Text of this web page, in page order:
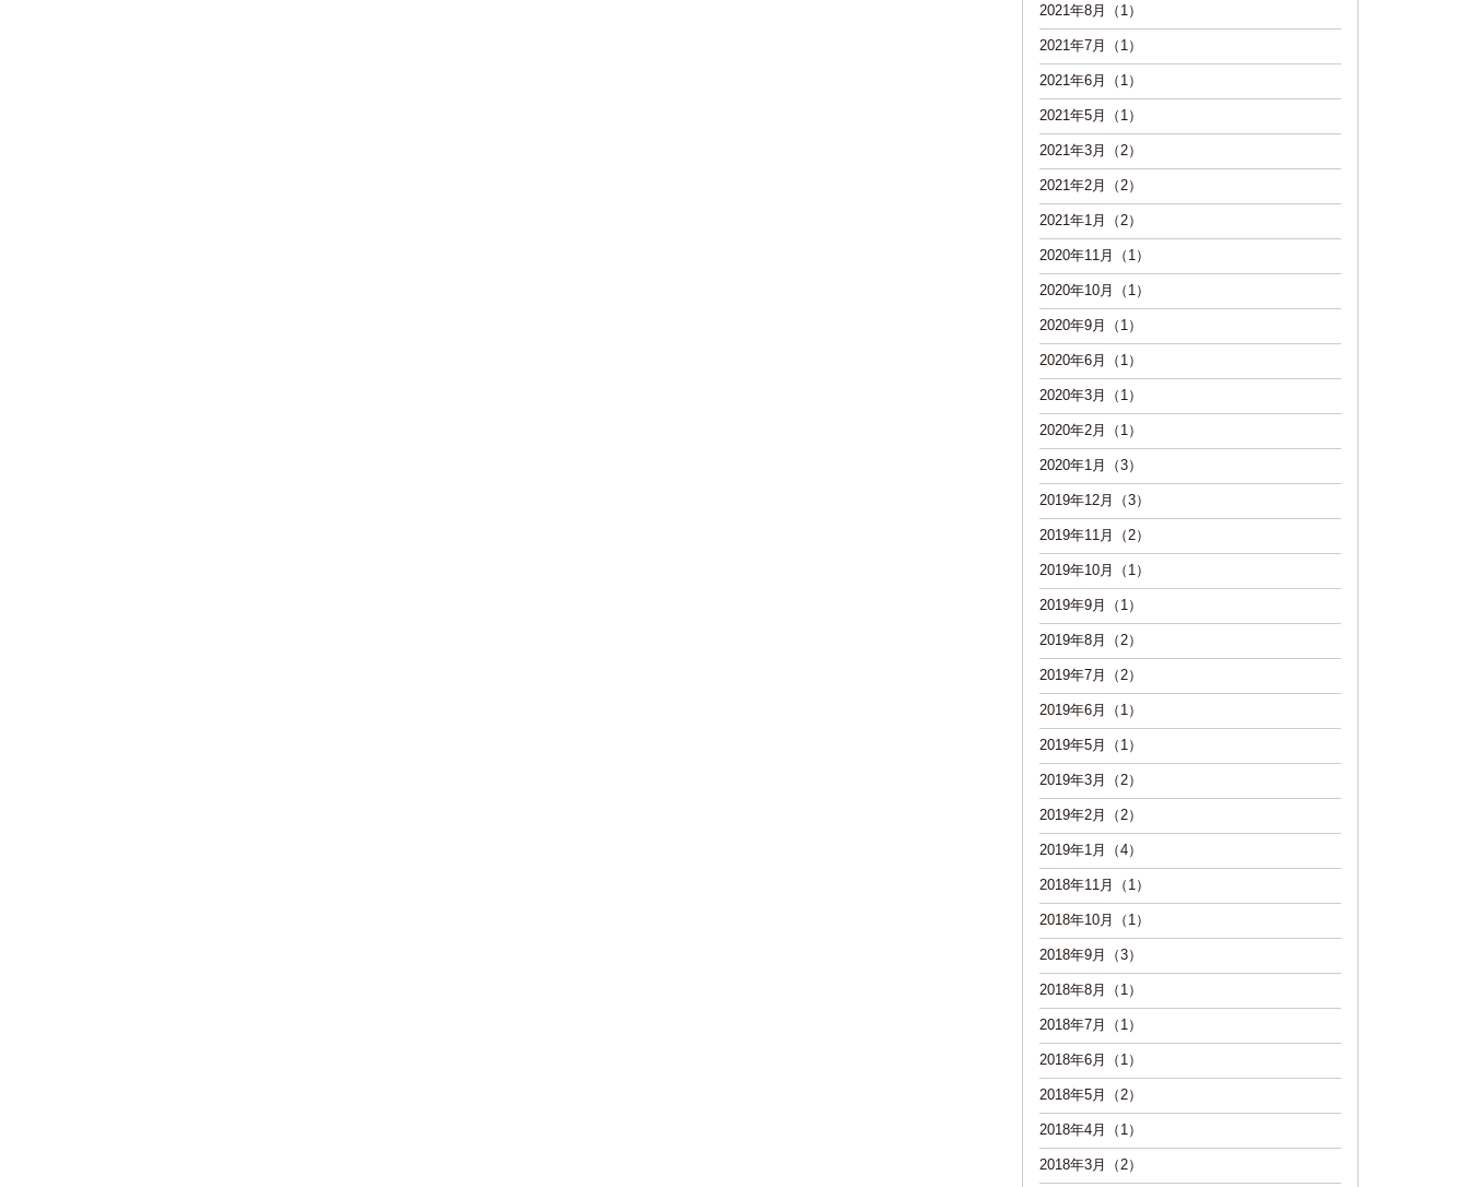
2021年8月（1）
2021年7月（1）
2021年6月（1）
2021年5月（1）
2021年3月（2）
2021年2月（2）
2021年1月（2）
2020年11月（1）
2020年10月（1）
2020年9月（1）
2020年6月（1）
2020年3月（1）
2020年2月（1）
2020年1月（3）
2019年12月（3）
2019年11月（2）
2019年10月（1）
2019年9月（1）
2019年8月（2）
2019年7月（2）
2019年6月（1）
2019年5月（1）
2019年3月（2）
2019年2月（2）
2019年1月（4）
2018年11月（1）
2018年10月（1）
2018年9月（3）
2018年8月（1）
2018年7月（1）
2018年6月（1）
2018年5月（2）
2018年4月（1）
2018年3月（2）